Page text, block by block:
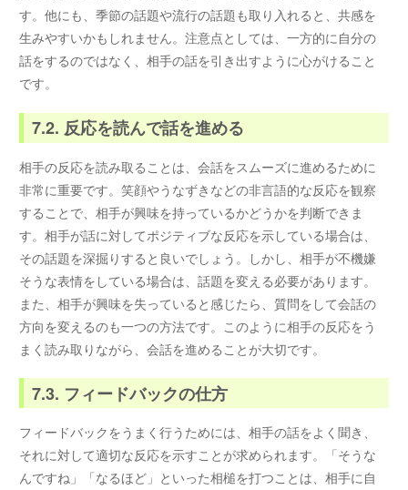
す。他にも、季節の話題や流行の話題も取り入れると、共感を
生みやすいかもしれません。注意点としては、一方的に自分の
話をするのではなく、相手の話を引き出すように心がけること
です。
7.2. 反応を読んで話を進める
相手の反応を読み取ることは、会話をスムーズに進めるために
非常に重要です。笑顔やうなずきなどの非言語的な反応を観察
することで、相手が興味を持っているかどうかを判断できま
す。相手が話に対してポジティブな反応を示している場合は、
その話題を深掘りすると良いでしょう。しかし、相手が不機嫌
そうな表情をしている場合は、話題を変える必要があります。
また、相手が興味を失っていると感じたら、質問をして会話の
方向を変えるのも一つの方法です。このように相手の反応をう
まく読み取りながら、会話を進めることが大切です。
7.3. フィードバックの仕方
フィードバックをうまく行うためには、相手の話をよく聞き、
それに対して適切な反応を示すことが求められます。「そうな
んですね」「なるほど」といった相槌を打つことは、相手に自